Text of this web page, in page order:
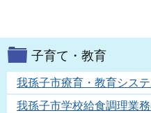
子育て・教育
我孫子市療育・教育シス
我孫子市学校給食調理業